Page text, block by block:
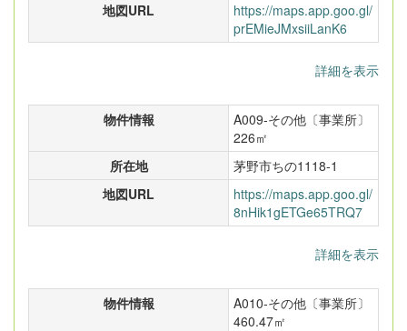
地図URL
https://maps.app.goo.gl/
prEMieJMxsiiLanK6
詳細を表示
物件情報
A009-その他〔事業所〕
226㎡
所在地
茅野市ちの1118-1
地図URL
https://maps.app.goo.gl/
8nHik1gETGe65TRQ7
詳細を表示
物件情報
A010-その他〔事業所〕
460.47㎡